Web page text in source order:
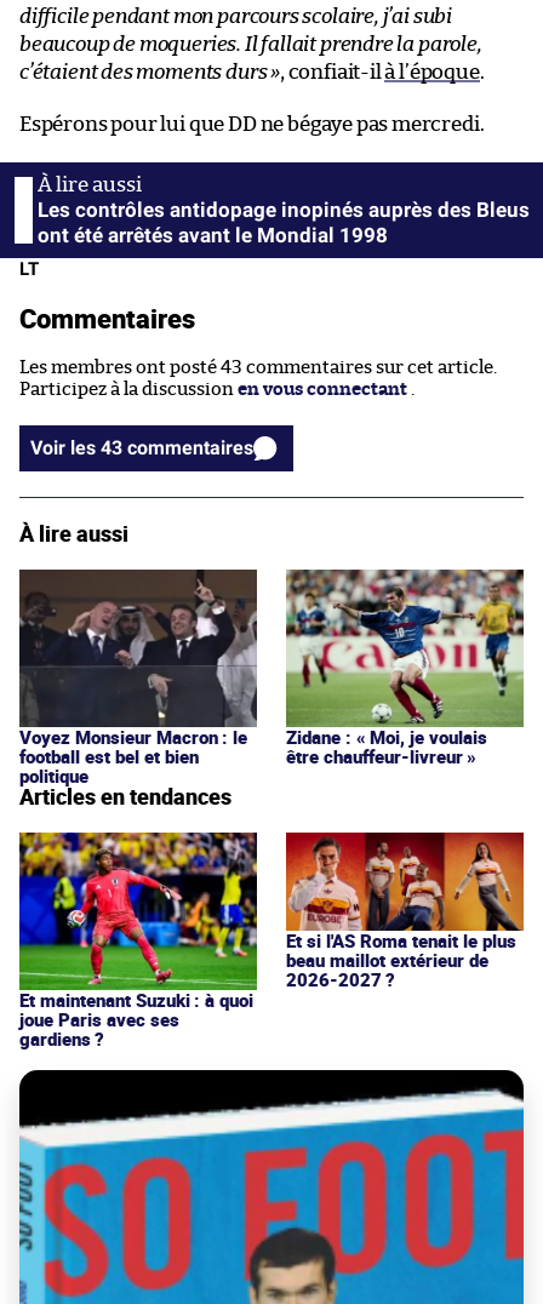
difficile pendant mon parcours scolaire, j’ai subi
beaucoup de moqueries. Il fallait prendre la parole,
c’étaient des moments durs », confiait-ilà l’époque.
Espérons pour lui que DD ne bégaye pas mercredi.
Les contrôles antidopage inopinés auprès des Bleus
ont été arrêtés avant le Mondial 1998
LT
Commentaires
Les membres ont posté 43 commentaires sur cet article.
Participez à la discussion en vous connectant
Voir les 43 commentaires
À lire aussi
Voyez Monsieur Macron : le
football est bel et bien
politique
Zidane : « Moi, je voulais
être chauffeur-livreur »
Articles en tendances
Et maintenant Suzuki : à quoi
joue Paris avec ses
gardiens ?
Et si l'AS Roma tenait le plus
beau maillot extérieur de
2026-2027 ?